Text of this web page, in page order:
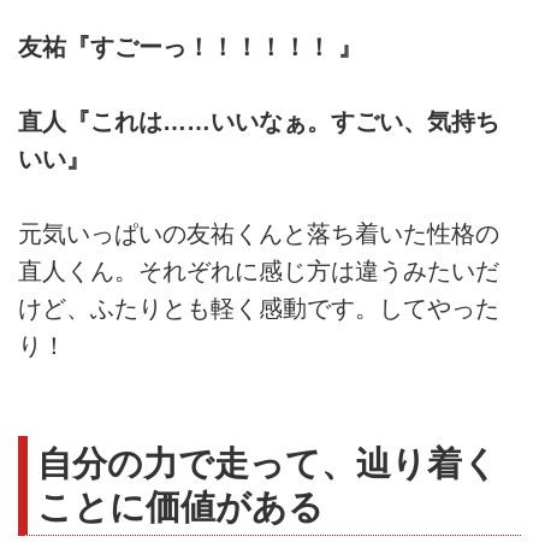
友祐『すごーっ！！！！！！ 』
直人『これは……いいなぁ。すごい、気持ち
いい』
元気いっぱいの友祐くんと落ち着いた性格の
直人くん。それぞれに感じ方は違うみたいだ
けど、ふたりとも軽く感動です。してやった
り！
自分の力で走って、辿り着く
ことに価値がある